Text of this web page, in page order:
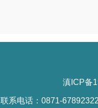
滇ICP备
联系电话：0871-